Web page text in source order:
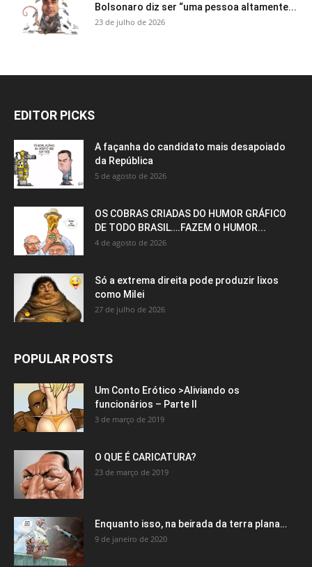
Bolsonaro diz ser “uma pessoa altamente...
23 de julho de 2026
EDITOR PICKS
A façanha do candidato mais desapoiado
da República
5 de agosto de 2026
OS COBRAS CRIADAS DO HUMOR GRÁFICO
DE TODO BRASIL….FAZEM O HUMOR...
4 de agosto de 2026
Só a extrema direita pode produzir lixos
como Milei
27 de julho de 2026
POPULAR POSTS
Um Conto Erótico >Aliviando os
funcionários – Parte II
3 de março de 2019
O QUE É CARICATURA?
23 de março de 2019
Enquanto isso, na beirada da terra plana…
9 de janeiro de 2020